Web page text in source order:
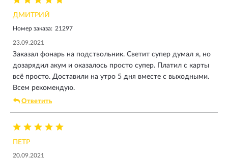
ДМИТРИЙ
Номер заказа: 21297
23.09.2021
Заказал фонарь на подствольник. Светит супер думал я, но
дозарядил акум и оказалось просто супер. Платил с карты
всё просто. Доставили на утро 5 дня вместе с выходными.
Всем рекомендую.
Ответить
ПЕТР
20.09.2021